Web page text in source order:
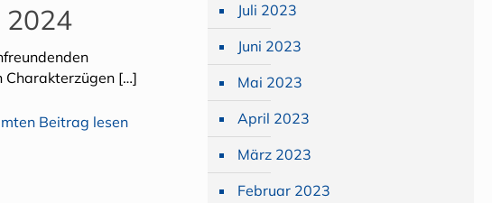
2024
Charakterzügen […]
Beitrag lesen
Juli 2023
Juni 2023
Mai 2023
April 2023
März 2023
Februar 2023